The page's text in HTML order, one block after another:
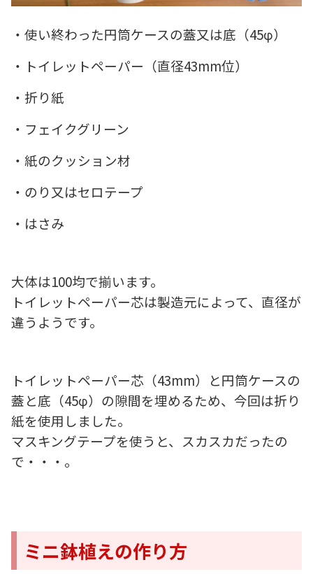
・使い終わった円筒ケースの蓋又は底（45φ）
・トイレットペーパー（直径43mm位）
・折り紙
・フェイクグリーン
・紙のクッション材
・のり又はセロテープ
・はさみ
大体は100均で揃います。
トイレットペーパー芯は製造元によって、直径が
違うようです。
トイレットペーパー芯（43mm）と円筒ケースの
蓋と底（45φ）の隙間を埋めるため、今回は折り
紙を使用しました。
マスキングテープを使うと、スカスカだったの
で・・・。
ミニ鉢植えの作り方